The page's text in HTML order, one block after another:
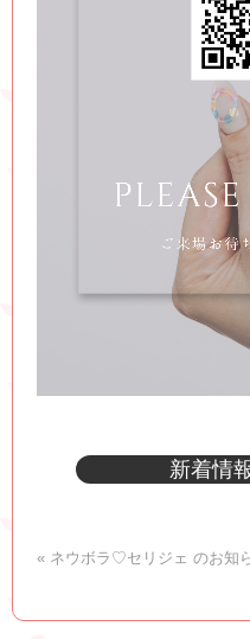
新着情
« ネウボラ♡セリジェ のお知